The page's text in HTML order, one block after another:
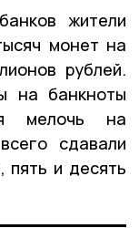
жители
монет на
рублей.
на банкноты
мелочь на
сдавали
пять и десять